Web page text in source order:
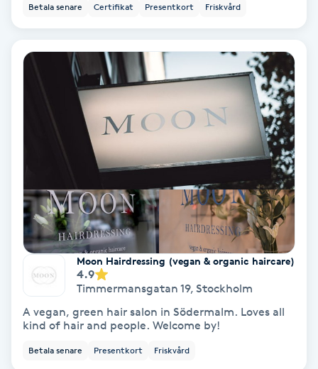
Vinyasa Yoga
Volymfransar
Yoga
Yoga Nidra
Yogamassage
Betala senare Certifikat Presentkort Friskvård
Moon Hairdressing (vegan & organic haircare)
4.9
Timmermansgatan 19, Stockholm
A vegan, green hair salon in Södermalm. Loves all
kind of hair and people. Welcome by!
Betala senare Presentkort Friskvård